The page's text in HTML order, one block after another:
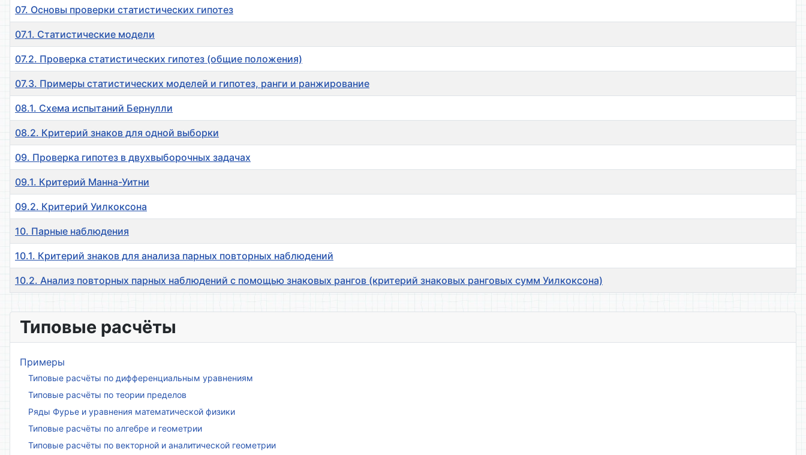
07. Основы проверки статистических гипотез
07.1. Статистические модели
07.2. Проверка статистических гипотез (общие положения)
07.3. Примеры статистических моделей и гипотез, ранги и ранжирование
08.1. Схема испытаний Бернулли
08.2. Критерий знаков для одной выборки
09. Проверка гипотез в двухвыборочных задачах
09.1. Критерий Манна-Уитни
09.2. Критерий Уилкоксона
10. Парные наблюдения
10.1. Критерий знаков для анализа парных повторных наблюдений
10.2. Анализ повторных парных наблюдений с помощью знаковых рангов (критерий знаковых ранговых сумм Уилкоксона)
Типовые расчёты
Примеры
Типовые расчёты по дифференциальным уравнениям
Типовые расчёты по теории пределов
Ряды Фурье и уравнения математической физики
Типовые расчёты по алгебре и геометрии
Типовые расчёты по векторной и аналитической геометрии